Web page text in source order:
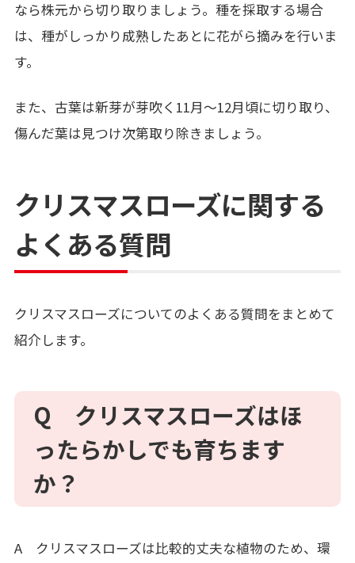
なら株元から切り取りましょう。種を採取する場合
は、種がしっかり成熟したあとに花がら摘みを行いま
す。
また、古葉は新芽が芽吹く11月～12月頃に切り取り、
傷んだ葉は見つけ次第取り除きましょう。
クリスマスローズに関する
よくある質問
クリスマスローズについてのよくある質問をまとめて
紹介します。
Q クリスマスローズはほ
ったらかしでも育ちます
か？
A クリスマスローズは比較的丈夫な植物のため、環